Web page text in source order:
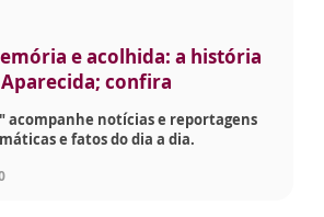
e acolhida: a história
confira
acompanhe notícias e reportagens
e fatos do dia a dia.